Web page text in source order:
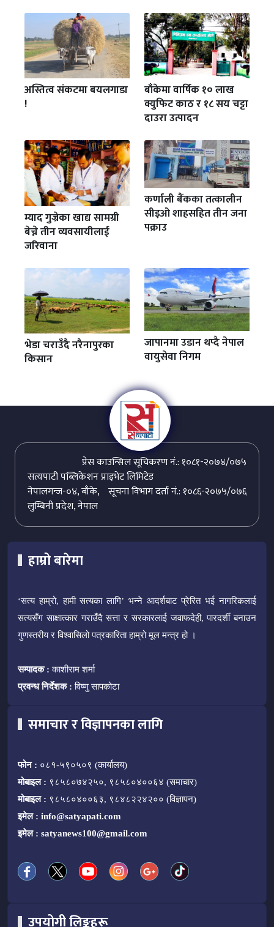
अस्तित्व संकटमा बयलगाडा
!
बाँकेमा वार्षिक १० लाख
क्युफिट काठ र १८ सय चट्टा
दाउरा उत्पादन
म्याद गुज्रेका खाद्य सामग्री
बेच्ने तीन व्यवसायीलाई
जरिवाना
कर्णाली बैंकका तत्कालीन
सीइओ शाहसहित तीन जना
पक्राउ
भेडा चराउँदै नरैनापुरका
किसान
जापानमा उडान थप्दै नेपाल
वायुसेवा निगम
प्रेस काउन्सिल सूचिकरण नं.: १०८१-२०७४/०७५
सत्यपाटी पब्लिकेशन प्राइभेट लिमिटेड
सूचना विभाग दर्ता नं.: १०८६-२०७५/०७६
नेपालगन्ज-०४, बाँके,
लुम्बिनी प्रदेश, नेपाल
हाम्रो बारेमा
‘सत्य हाम्रो, हामी सत्यका लागि’ भन्ने आदर्शबाट प्रेरित भई नागरिकलाई
सत्यसँग साक्षात्कार गराउँदै सत्ता र सरकारलाई जवाफदेही, पारदर्शी बनाउन
गुणस्तरीय र विश्वासिलो पत्रकारिता हाम्रो मूल मन्त्र हो ।
सम्पादक : काशीराम शर्मा
प्रवन्ध निर्देशक : विष्णु सापकोटा
समाचार र विज्ञापनका लागि
फोन : ०८१-५९०५०९ (कार्यालय)
मोबाइल : ९८५८०७४२५०, ९८५८०४००६४ (समाचार)
मोबाइल : ९८५८०४००६३, ९८४८२२४२०० (विज्ञापन)
इमेल : info@satyapati.com
इमेल : satyanews100@gmail.com